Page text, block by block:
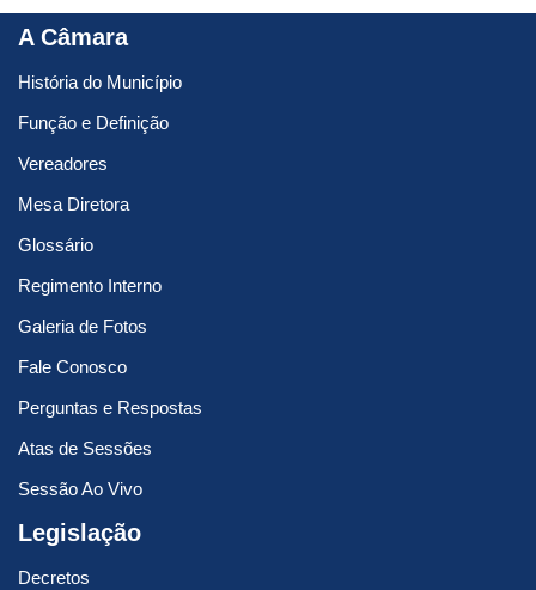
A Câmara
História do Município
Função e Definição
Vereadores
Mesa Diretora
Glossário
Regimento Interno
Galeria de Fotos
Fale Conosco
Perguntas e Respostas
Atas de Sessões
Sessão Ao Vivo
Legislação
Decretos